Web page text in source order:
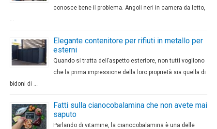
conosce bene il problema. Angoli neri in camera da letto,
Elegante contenitore per rifiuti in metallo per
esterni
Quando si tratta dell’aspetto esteriore, non tutti vogliono
che la prima impressione della loro proprietà sia quella di
bidoni di …
Fatti sulla cianocobalamina che non avete mai
saputo
Parlando di vitamine, la cianocobalamina è una delle